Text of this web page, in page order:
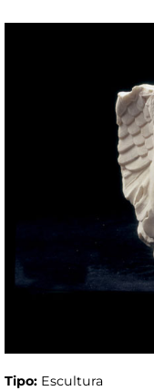
Tipo: Escultura